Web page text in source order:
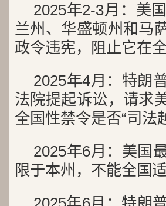
2025年2-3月：美
兰州、华盛顿州和马
政令违宪，阻止它在
2025年4月：特朗
法院提起诉讼，请求
全国性禁令是否“司法
2025年6月：美国
限于本州，不能全国适